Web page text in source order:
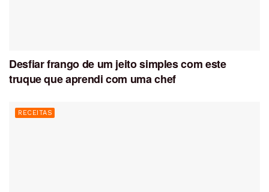
Desfiar frango de um jeito simples com este
truque que aprendi com uma chef
RECEITAS